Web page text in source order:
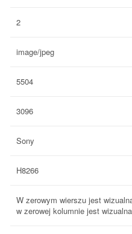
2
image/jpeg
5504
3096
Sony
H8266
W zerowym wierszu jest
w zerowej kolumnie jest